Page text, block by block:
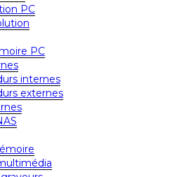
PC
PC
internes
externes